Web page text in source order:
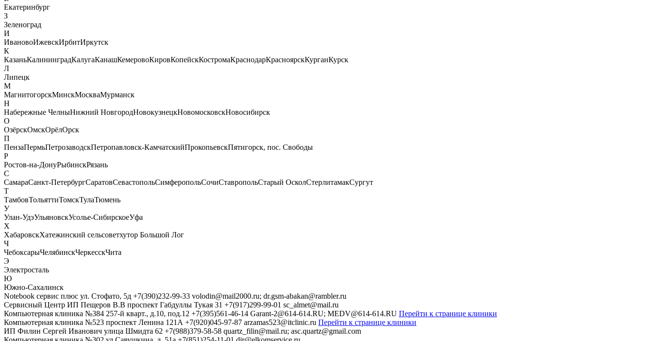
Екатеринбург
З
Зеленоград
И
ИвановоИжевскИрбитИркутск
К
КазаньКалининградКалугаКанашКемеровоКировКопейскКостромаКраснодарКрасноярскКурганКурск
Л
Липецк
М
МагнитогорскМинскМоскваМурманск
Н
Набережные ЧелныНижний НовгородНовокузнецкНовомосковскНовосибирск
О
ОзёрскОмскОрёлОрск
П
ПензаПермьПетрозаводскПетропавловск-КамчатскийПрокопьевскПятигорск, пос. Свободы
Р
Ростов-на-ДонуРыбинскРязань
С
СамараСанкт-ПетербургСаратовСевастопольСимферопольСочиСтавропольСтарый ОсколСтерлитамакСургут
Т
ТамбовТольяттиТомскТулаТюмень
У
Улан-УдэУльяновскУсолье-СибирскоеУфа
Х
ХабаровскХатежинский сельсоветхутор Большой Лог
Ч
ЧебоксарыЧелябинскЧеркесскЧита
Э
Электросталь
Ю
Южно-Сахалинск
Notebook сервис плюс ул. Стофато, 5д +7(390)232-99-33 volodin@mail2000.ru; dr.gsm-abakan@rambler.ru
Сервисный Центр ИП Пещеров В.В проспект Габдуллы Тукая 31 +7(917)299-99-01 sc_almet@mail.ru
Компьютерная клиника №384 257-й кварт., д.10, под.12 +7(395)561-46-14 Garant-2@614-614.RU; MEDV@614-614.RU Перейти к странице клиники
Компьютерная клиника №523 проспект Ленина 121А +7(920)045-97-87 arzamas523@itclinic.ru Перейти к странице клиники
ИП Филин Сергей Иванович улица Шмидта 62 +7(988)379-58-58 quartz_filin@mail.ru; asc.quartz@gmail.com